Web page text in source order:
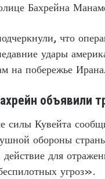
Бахрейна
что
удары
на побережье Ирана.
объявили
силы Кувейта
обороны
для
угроз».